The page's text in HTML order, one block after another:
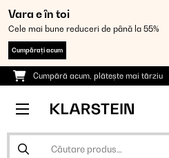
Vara e în toi
Cele mai bune reduceri de până la 55%
Cumpărați acum
Cumpără acum, plătește mai târziu